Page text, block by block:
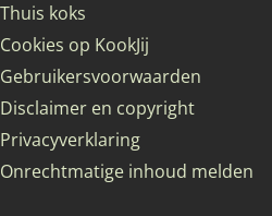
Thuis koks
Cookies op KookJij
Gebruikersvoorwaarden
Disclaimer en copyright
Privacyverklaring
Onrechtmatige inhoud melden